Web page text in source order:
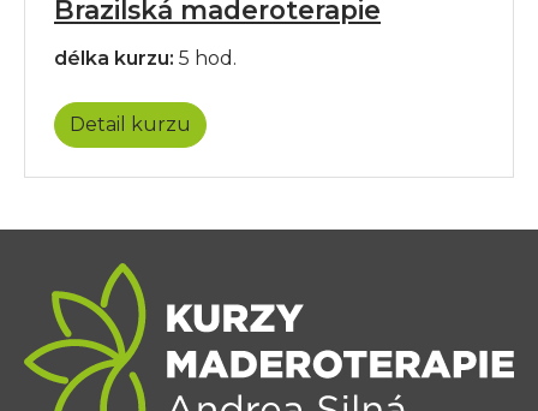
Brazilská maderoterapie
délka kurzu: 5 hod.
Detail kurzu